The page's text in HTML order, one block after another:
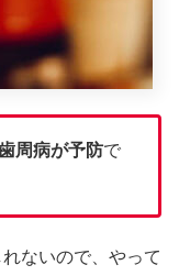
周病が予防で
ないので、やって